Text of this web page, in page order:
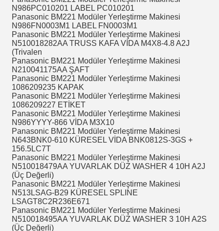
N986PC010201 LABEL PC010201
Panasonic BM221 Modüler Yerleştirme Makinesi
N986FN0003M1 LABEL FN0003M1
Panasonic BM221 Modüler Yerleştirme Makinesi
N510018282AA TRUSS KAFA VİDA M4X8-4.8 A2J
(Trivalen
Panasonic BM221 Modüler Yerleştirme Makinesi
N210041175AA ŞAFT
Panasonic BM221 Modüler Yerleştirme Makinesi
1086209235 KAPAK
Panasonic BM221 Modüler Yerleştirme Makinesi
1086209227 ETİKET
Panasonic BM221 Modüler Yerleştirme Makinesi
N986YYYY-866 VİDA M3X10
Panasonic BM221 Modüler Yerleştirme Makinesi
N643BNK0-610 KÜRESEL VİDA BNK0812S-3GS +
156.5LC7T
Panasonic BM221 Modüler Yerleştirme Makinesi
N510018479AA YUVARLAK DÜZ WASHER 4 10H A2J
(Üç Değerli)
Panasonic BM221 Modüler Yerleştirme Makinesi
N513LSAG-B29 KÜRESEL SPLINE
LSAGT8C2R236E671
Panasonic BM221 Modüler Yerleştirme Makinesi
N510018495AA YUVARLAK DÜZ WASHER 3 10H A2S
(Üç Değerli)